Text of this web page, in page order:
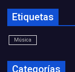
Etiquetas
Música
Categorías